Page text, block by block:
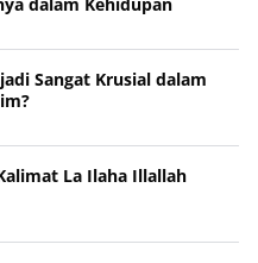
Sangat Krusial dalam
La Ilaha Illallah